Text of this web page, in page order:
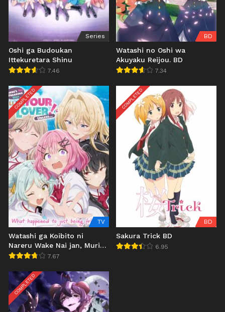
Series
Oshi ga Budoukan
Ittekuretara Shinu
7.46
BD
Watashi no Oshi wa
Akuyaku Reijou. BD
7.34
COMPLETED
TV
Watashi ga Koibito ni
Nareru Wake Nai jan, Muri
Muri! (※Muri ja Nakatta!?)
7.67
COMPLETED
BD
Sakura Trick BD
6.95
COMPLETED